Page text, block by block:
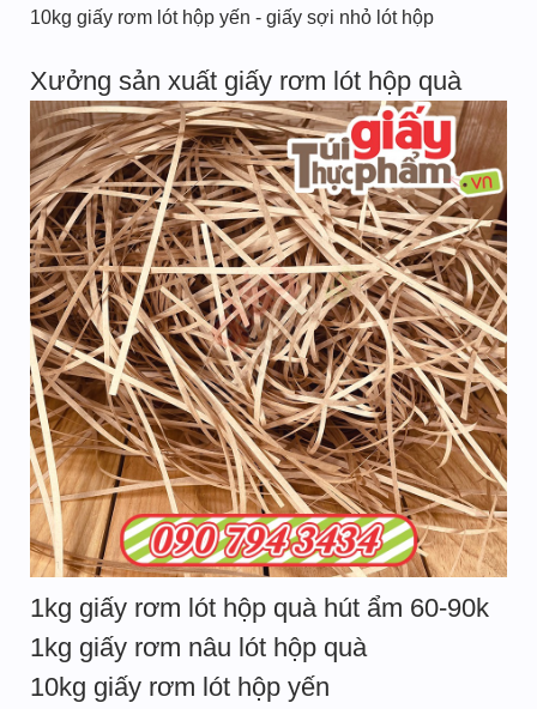
10kg giấy rơm lót hộp yến - giấy sợi nhỏ lót hộp
Xưởng sản xuất giấy rơm lót hộp quà
1kg giấy rơm lót hộp quà hút ẩm 60-90k
1kg giấy rơm nâu lót hộp quà
10kg giấy rơm lót hộp yến